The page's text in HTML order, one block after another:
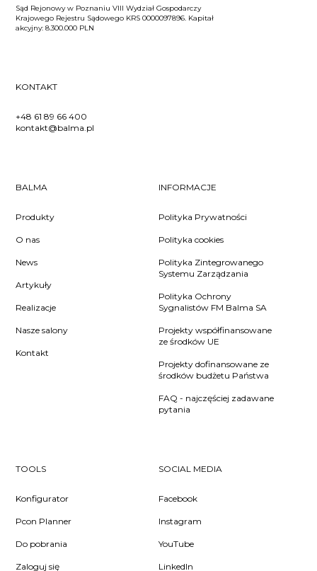
Sąd Rejonowy w Poznaniu VIII Wydział Gospodarczy
Krajowego Rejestru Sądowego KRS 0000097896. Kapitał
akcyjny: 8.300.000 PLN
KONTAKT
+48 61 89 66 400
kontakt@balma.pl
BALMA
Produkty
O nas
News
Artykuły
Realizacje
Nasze salony
Kontakt
INFORMACJE
Polityka Prywatności
Polityka cookies
Polityka Zintegrowanego
Systemu Zarządzania
Polityka Ochrony
Sygnalistów FM Balma SA
Projekty współfinansowane
ze środków UE
Projekty dofinansowane ze
środków budżetu Państwa
FAQ - najczęściej zadawane
pytania
TOOLS
Konfigurator
Pcon Planner
Do pobrania
Zaloguj się
SOCIAL MEDIA
Facebook
Instagram
YouTube
LinkedIn